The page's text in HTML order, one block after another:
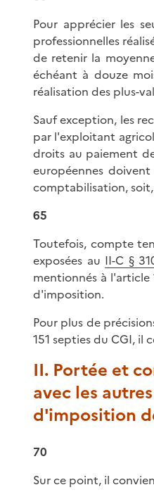
Pour apprécier les
professionnelles
de retenir la
échéant à douze
réalisation des plus-
Sauf exception, les
par l'exploitant
droits au paiement
européennes
comptabilisation,
65
Toutefois, compte
exposées au II-C §
mentionnés à
d'imposition.
Pour plus de
151 septies du CGI, il
II. Portée et
avec les
d'imposition
70
Sur ce point, il